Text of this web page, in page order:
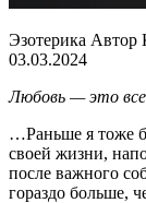
Эзотерика Автор
03.03.2024
Любовь — это
…Раньше я тоже
своей жизни,
после важного
гораздо больше,